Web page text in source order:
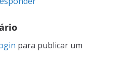
para publicar um